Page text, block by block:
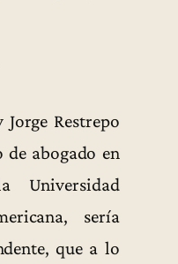
Restrepo
abogado en
Universidad
sería
que a lo